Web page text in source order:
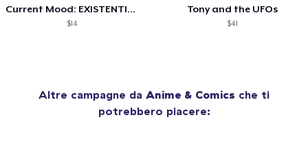
Current Mood: EXISTENTIAL CRISIS
$14
Tony and the UFOs
$41
Altre campagne da Anime & Comics che ti
potrebbero piacere: